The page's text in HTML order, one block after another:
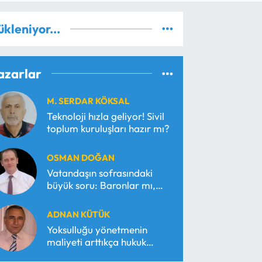
M. SERDAR KÖKSAL
Teknoloji hızla geliyor! Sivil
toplum kuruluşları hazır mı?
OSMAN DOĞAN
Vatandaşın sofrasındaki
büyük soru: Baronlar mı,
ADNAN KÜTÜK
Yoksulluğu yönetmenin
maliyeti arttıkça hukuk